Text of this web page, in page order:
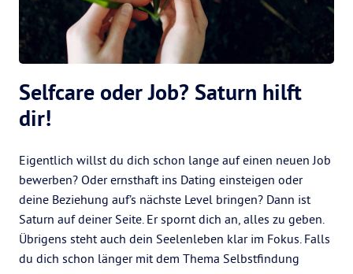
Selfcare oder Job? Saturn hilft
dir!
Eigentlich willst du dich schon lange auf einen neuen Job
bewerben? Oder ernsthaft ins Dating einsteigen oder
deine Beziehung auf’s nächste Level bringen? Dann ist
Saturn auf deiner Seite. Er spornt dich an, alles zu geben.
Übrigens steht auch dein Seelenleben klar im Fokus. Falls
du dich schon länger mit dem Thema Selbstfindung